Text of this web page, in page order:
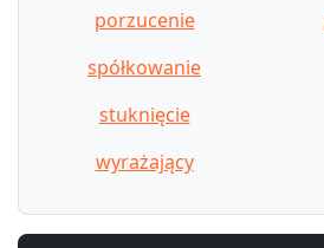
porzucenie
spółkowanie
stuknięcie
wyrażający